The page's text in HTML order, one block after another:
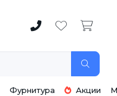
Фурнитура Акции